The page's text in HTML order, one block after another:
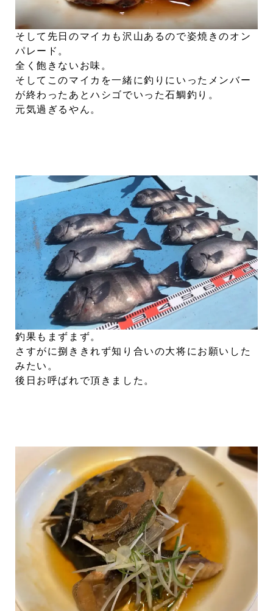
そして先日のマイカも沢山あるので姿焼きのオン
パレード。
全く飽きないお味。
そしてこのマイカを一緒に釣りにいったメンバー
が終わったあとハシゴでいった石鯛釣り。
元気過ぎるやん。
釣果もまずまず。
さすがに捌ききれず知り合いの大将にお願いした
みたい。
後日お呼ばれで頂きました。